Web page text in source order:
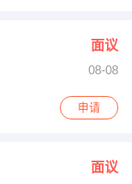
面议
08-08
申请
面议